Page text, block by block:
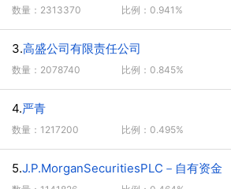
数量：2313370 比例：0.941%
3.高盛公司有限责任公司
数量：2078740 比例：0.845%
4.严青
数量：1217200 比例：0.495%
5.J.P.MorganSecuritiesPLC－自有资金